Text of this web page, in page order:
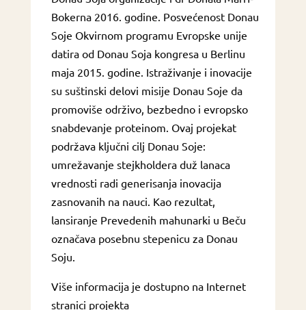
Bokerna 2016. godine. Posvećenost Donau
Soje Okvirnom programu Evropske unije
datira od Donau Soja kongresa u Berlinu
maja 2015. godine. Istraživanje i inovacije
su suštinski delovi misije Donau Soje da
promoviše održivo, bezbedno i evropsko
snabdevanje proteinom. Ovaj projekat
podržava ključni cilj Donau Soje:
umrežavanje stejkholdera duž lanaca
vrednosti radi generisanja inovacija
zasnovanih na nauci. Kao rezultat,
lansiranje Prevedenih mahunarki u Beču
označava posebnu stepenicu za Donau
Soju.
Više informacija je dostupno na Internet
stranici projekta